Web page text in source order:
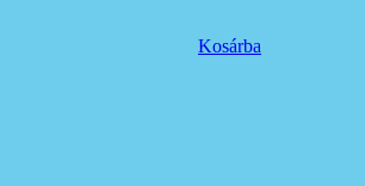
Kosárba